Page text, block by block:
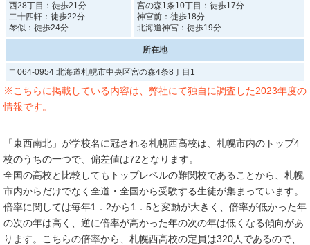
西28丁目：徒歩21分
二十四軒：徒歩22分
琴似：徒歩24分
宮の森1条10丁目：徒歩17分
神宮前：徒歩18分
北海道神宮：徒歩19分
所在地
〒064-0954 北海道札幌市中央区宮の森4条8丁目1
※こちらに掲載している内容は、弊社にて独自に調査した2023年度の
情報です。
「東西南北」が学校名に冠される札幌西高校は、札幌市内のトップ4
校のうちの一つで、偏差値は72となります。
全国の高校と比較してもトップレベルの難関校であることから、札幌
市内からだけでなく全道・全国から受験する生徒が集まっています。
倍率に関しては毎年1．2から1．5と変動が大きく、倍率が低かった年
の次の年は高く、逆に倍率が高かった年の次の年は低くなる傾向があ
ります。こちらの倍率から、札幌西高校の定員は320人であるので、